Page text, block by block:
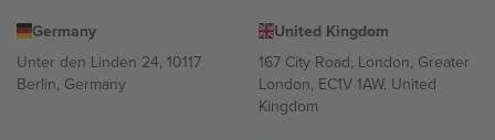
Germany
Unter den Linden 24, 10117
Berlin, Germany
United Kingdom
167 City Road, London, Greater
London, EC1V 1AW, United
Kingdom